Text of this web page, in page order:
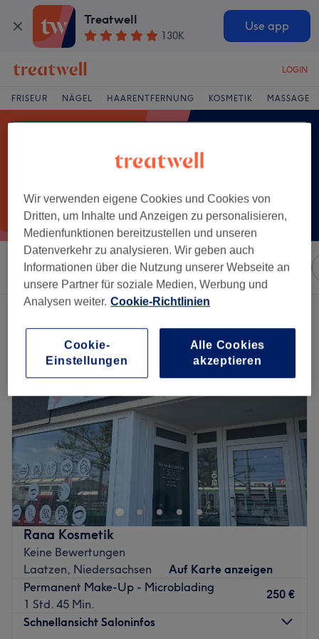
Treatwell
130K
Use app
LOGIN
FRISEUR NÄGEL HAARENTFERNUNG KOSMETIK MASSAGE
Sortieren nach Marken Salons Expressangebote
Ein Salon, der anbietet:
Rana Kosmetik
Keine Bewertungen
Laatzen, Niedersachsen
Auf Karte anzeigen
Permanent Make-Up - Microblading
1 Std. 45 Min.
250 €
Schnellansicht Saloninfos
Wir verwenden eigene Cookies und Cookies von
Dritten, um Inhalte und Anzeigen zu personalisieren,
Medienfunktionen bereitzustellen und unseren
Datenverkehr zu analysieren. Wir geben auch
Informationen über die Nutzung unserer Webseite an
unsere Partner für soziale Medien, Werbung und
Analysen weiter. Cookie-Richtlinien
Cookie-
Einstellungen
Alle Cookies
akzeptieren